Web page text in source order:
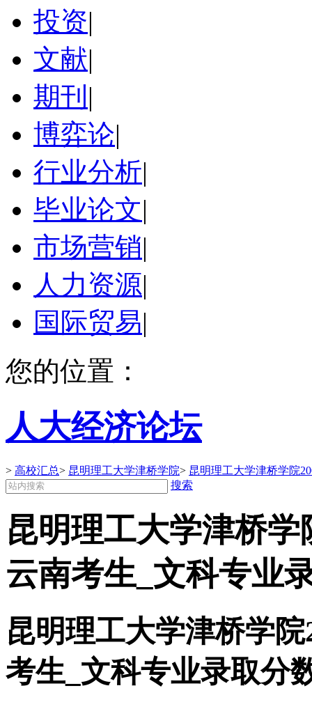
投资|
文献|
期刊 |
博弈论|
行业分析|
毕业论文|
市场营销|
人力资源|
国际贸易|
您的位置：
人大经济论坛
> 高校汇总> 昆明理工大学津桥学院> 昆明理工大学津桥学院
搜索
昆明理工大学津桥
云南考生_文科专业
昆明理工大学津桥学
考生_文科专业录取分